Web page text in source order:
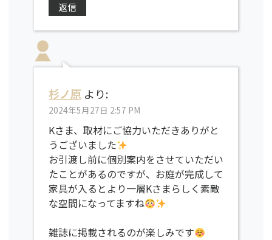
返信
杉ノ原 より:
2024年5月27日 2:57 PM
Kさま、取材にご協力いただきありがと
うございました
お引渡し前に個別案内をさせていただい
たことがあるのですが、お庭が完成して
家具が入るとより一層Kさまらしく素敵
な空間になってますね
雑誌に掲載されるのが楽しみです